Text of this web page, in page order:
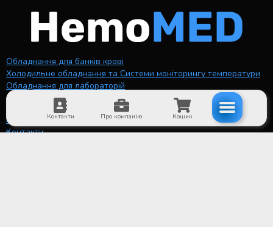
Контакти Про компанію Кошик
Обладнання для банків крові
Холодильне обладнання та Системи моніторингу температури
Обладнання для лабораторій
Про компанію
Партнери
Контакти